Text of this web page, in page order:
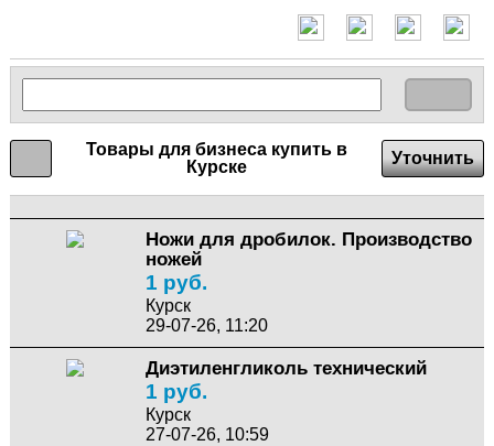
Товары для бизнеса купить в
Курске
Уточнить
Ножи для дробилок. Производство
ножей
1 руб.
Курск
29-07-26, 11:20
Диэтиленгликоль технический
1 руб.
Курск
27-07-26, 10:59